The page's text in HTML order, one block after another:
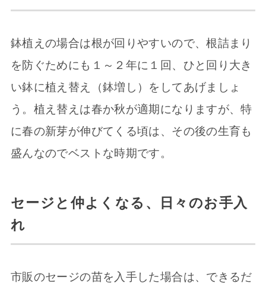
鉢植えの場合は根が回りやすいので、根詰まり
を防ぐためにも１～２年に１回、ひと回り大き
い鉢に植え替え（鉢増し）をしてあげましょ
う。植え替えは春か秋が適期になりますが、特
に春の新芽が伸びてくる頃は、その後の生育も
盛んなのでベストな時期です。
セージと仲よくなる、日々のお手入
れ
市販のセージの苗を入手した場合は、できるだ